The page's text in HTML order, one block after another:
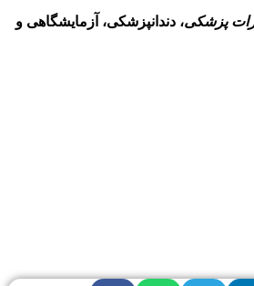
پزشکی، دندانپزشکی، آزمایشگاهی و